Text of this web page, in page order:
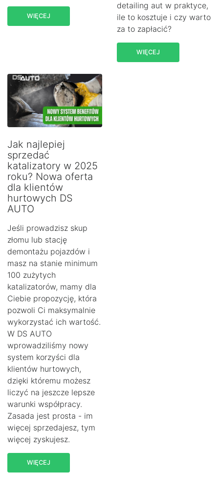
WIĘCEJ
detailing aut w praktyce,
ile to kosztuje i czy warto
za to zapłacić?
WIĘCEJ
Jak najlepiej
sprzedać
katalizatory w 2025
roku? Nowa oferta
dla klientów
hurtowych DS
AUTO
Jeśli prowadzisz skup
złomu lub stację
demontażu pojazdów i
masz na stanie minimum
100 zużytych
katalizatorów, mamy dla
Ciebie propozycję, która
pozwoli Ci maksymalnie
wykorzystać ich wartość.
W DS AUTO
wprowadziliśmy nowy
system korzyści dla
klientów hurtowych,
dzięki któremu możesz
liczyć na jeszcze lepsze
warunki współpracy.
Zasada jest prosta - im
więcej sprzedajesz, tym
więcej zyskujesz.
WIĘCEJ